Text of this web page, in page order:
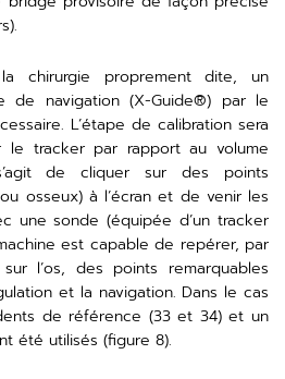
chirurgie proprement dite, un
de navigation (X-Guide®) par le
L’étape de calibration sera
le tracker par rapport au volume
de cliquer sur des points
osseux) à l’écran et de venir les
une sonde (équipée d’un tracker
est capable de repérer, par
l’os, des points remarquables
et la navigation. Dans le cas
de référence (33 et 34) et un
été utilisés (figure 8).